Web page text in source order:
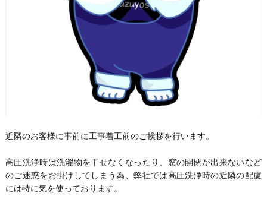
近隣のお客様に事前に工事着工前のご挨拶を行います。
高圧洗浄時は洗濯物を干せなくなったり、窓の開閉が出来ないなど
のご迷惑をお掛けしてしまう為、弊社では高圧洗浄時の近隣の配慮
には特に気を使っております。